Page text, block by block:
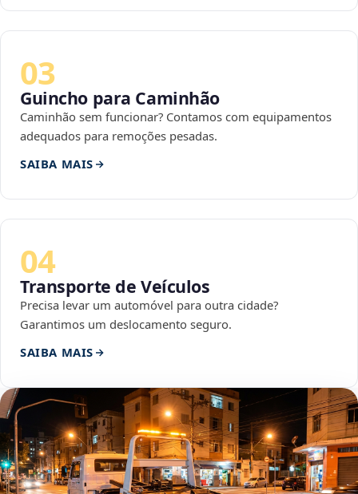
03
Guincho para Caminhão
Caminhão sem funcionar? Contamos com equipamentos
adequados para remoções pesadas.
SAIBA MAIS
04
Transporte de Veículos
Precisa levar um automóvel para outra cidade?
Garantimos um deslocamento seguro.
SAIBA MAIS